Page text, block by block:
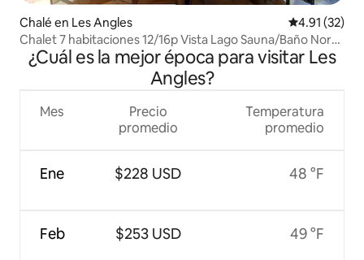
Chalé en Les Angles Calificación
4.91 (32)
Chalet 7 habitaciones 12/16p Vista Lago Sauna/Baño Nord
ski
¿Cuál es la mejor época para visitar Les
Angles?
Mes
Ene
Feb
Precio
promedio
$228 USD
$253 USD
Temperatura
promedio
48 °F
49 °F